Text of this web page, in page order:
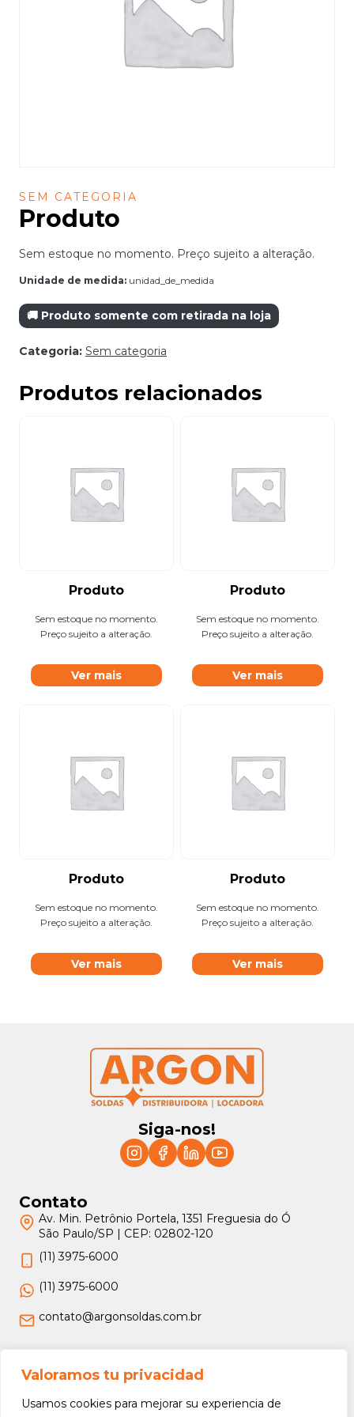
Valoramos tu privacidad
Usamos cookies para mejorar su experiencia de
SEM CATEGORIA
Produto
Sem estoque no momento. Preço sujeito a alteração.
Unidade de medida: unidad_de_medida
🚚 Produto somente com retirada na loja
Categoria: Sem categoria
Produtos relacionados
Produto
Sem estoque no momento.
Preço sujeito a alteração.
Ver mais
Produto
Sem estoque no momento.
Preço sujeito a alteração.
Ver mais
Produto
Sem estoque no momento.
Preço sujeito a alteração.
Ver mais
Produto
Sem estoque no momento.
Preço sujeito a alteração.
Ver mais
Siga-nos!
Contato
Av. Min. Petrônio Portela, 1351 Freguesia do Ó
São Paulo/SP | CEP: 02802-120
(11) 3975-6000
(11) 3975-6000
contato@argonsoldas.com.br
Jurídico
Termos e Condições
Política de Privacidade